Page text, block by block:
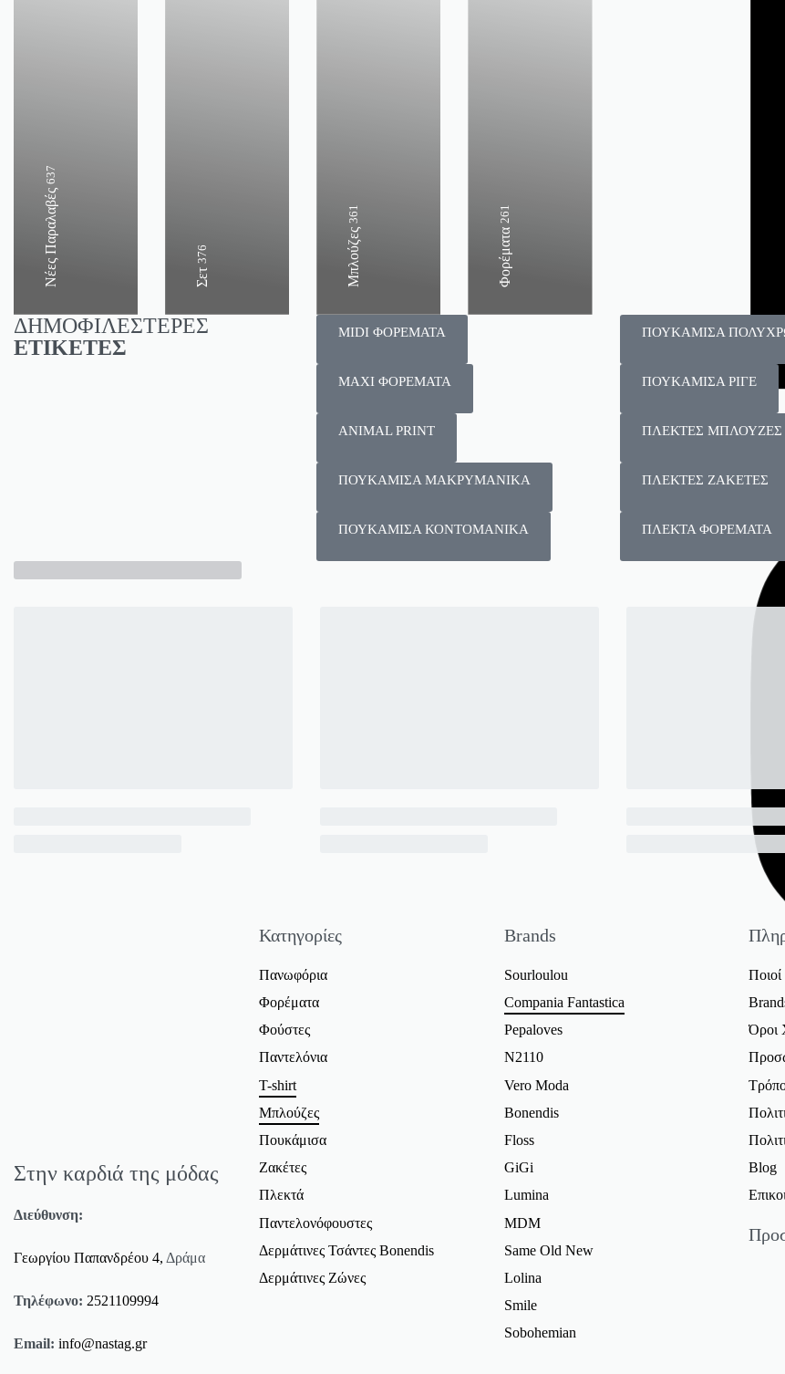
Νέες Παραλαβές
637
Σετ
376 Μπλούζες
361
Φορέματα
261
ΔΗΜΟΦΙΛΕΣΤΕΡΕΣ
ΕΤΙΚΕΤΕΣ
MIDI ΦΟΡΕΜΑΤΑ
MAXI ΦΟΡΕΜΑΤΑ
ANIMAL PRINT
ΠΟΥΚΑΜΙΣΑ ΜΑΚΡΥΜΑΝΙΚΑ
ΠΟΥΚΑΜΙΣΑ ΚΟΝΤΟΜΑΝΙΚΑ
ΠΟΥΚΑΜΙΣΑ
ΠΟΥΚΑΜΙΣΑ ΡΙΓΕ
ΠΛΕΚΤΕΣ ΜΠΛΟΥΖΕΣ
ΠΛΕΚΤΕΣ ΖΑΚΕΤΕΣ
ΠΛΕΚΤΑ ΦΟΡΕΜΑΤΑ
Στην καρδιά της μόδας
Διεύθυνση:
Γεωργίου Παπανδρέου 4, Δράμα
Τηλέφωνο: 2521109994
Email: info@nastag.gr
Κατηγορίες
Πανωφόρια
Φορέματα
Φούστες
Παντελόνια
T-shirt
Μπλούζες
Πουκάμισα
Ζακέτες
Πλεκτά
Παντελονόφουστες
Δερμάτινες Τσάντες Bonendis
Δερμάτινες Ζώνες
Brands
Sourloulou
Compania Fantastica
Pepaloves
N2110
Vero Moda
Bonendis
Floss
GiGi
Lumina
MDM
Same Old New
Lolina
Smile
Sobohemian
Όροι
Blog